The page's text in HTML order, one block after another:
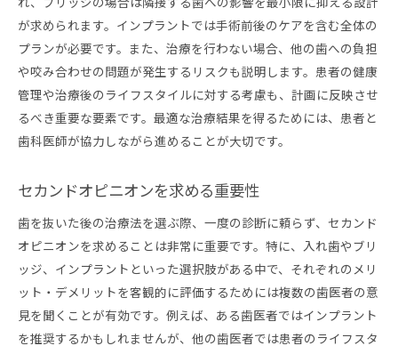
が求められます。インプラントでは手術前後のケアを含む全体の
プランが必要です。また、治療を行わない場合、他の歯への負担
や咬み合わせの問題が発生するリスクも説明します。患者の健康
管理や治療後のライフスタイルに対する考慮も、計画に反映させ
るべき重要な要素です。最適な治療結果を得るためには、患者と
歯科医師が協力しながら進めることが大切です。
セカンドオピニオンを求める重要性
歯を抜いた後の治療法を選ぶ際、一度の診断に頼らず、セカンド
オピニオンを求めることは非常に重要です。特に、入れ歯やブリ
ッジ、インプラントといった選択肢がある中で、それぞれのメリ
ット・デメリットを客観的に評価するためには複数の歯医者の意
見を聞くことが有効です。例えば、ある歯医者ではインプラント
を推奨するかもしれませんが、他の歯医者では患者のライフスタ